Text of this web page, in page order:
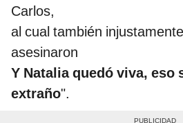
Carlos,
al cual también
asesinaron
Y Natalia quedó viva, eso
extraño".